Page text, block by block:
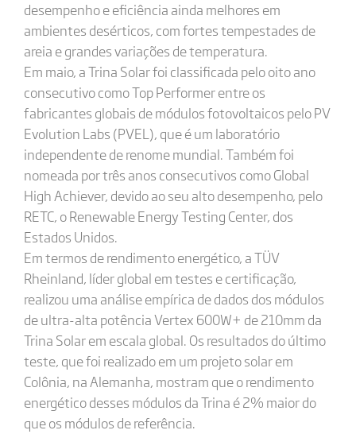
desempenho e eficiência ainda melhores em
ambientes desérticos, com fortes tempestades de
areia e grandes variações de temperatura.
Em maio, a Trina Solar foi classificada pelo oito ano
consecutivo como Top Performer entre os
fabricantes globais de módulos fotovoltaicos pelo PV
Evolution Labs (PVEL), que é um laboratório
independente de renome mundial. Também foi
nomeada por três anos consecutivos como Global
High Achiever, devido ao seu alto desempenho, pelo
RETC, o Renewable Energy Testing Center, dos
Estados Unidos.
Em termos de rendimento energético, a TÜV
Rheinland, líder global em testes e certificação,
realizou uma análise empírica de dados dos módulos
de ultra-alta potência Vertex 600W+ de 210mm da
Trina Solar em escala global. Os resultados do último
teste, que foi realizado em um projeto solar em
Colônia, na Alemanha, mostram que o rendimento
energético desses módulos da Trina é 2% maior do
que os módulos de referência.